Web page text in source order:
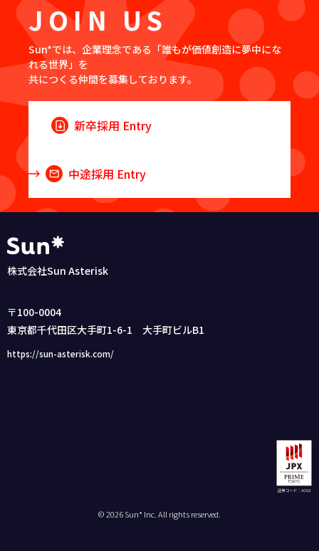
JOIN US
Sun*では、企業理念である「誰もが価値創造に夢中にな
れる世界」を
共につくる仲間を募集しております。
新卒採用 Entry
中途採用 Entry
株式会社Sun Asterisk
〒100-0004
東京都千代田区大手町1-6-1 大手町ビルB1
https://sun-asterisk.com/
© 2026 Sun* Inc. All rights reserved.